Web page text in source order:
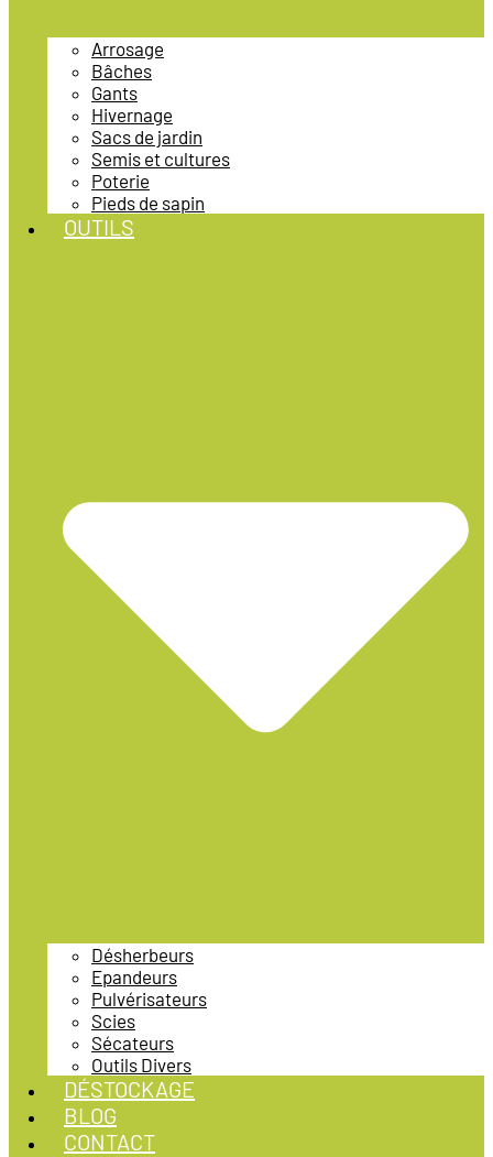
Arrosage
Bâches
Gants
Hivernage
Sacs de jardin
Semis et cultures
Poterie
Pieds de sapin
OUTILS
Désherbeurs
Epandeurs
Pulvérisateurs
Scies
Sécateurs
Outils Divers
DÉSTOCKAGE
BLOG
CONTACT